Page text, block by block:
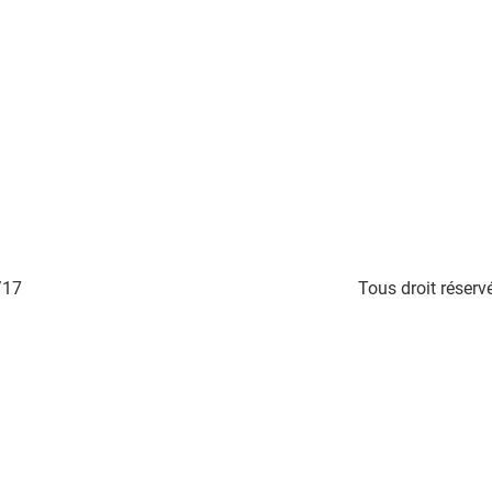
Tous droit réservé